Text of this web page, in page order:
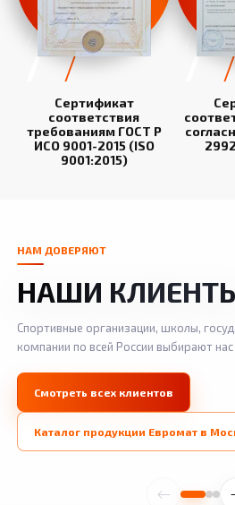
Сертификат
соответствия
требованиям ГОСТ Р
ИСО 9001-2015 (ISO
9001:2015)
НАМ ДОВЕРЯЮТ
НАШИ
Спортивные организации, школы,
компании по всей России выбирают
Смотреть всех клиентов
Каталог продукции Евромат в